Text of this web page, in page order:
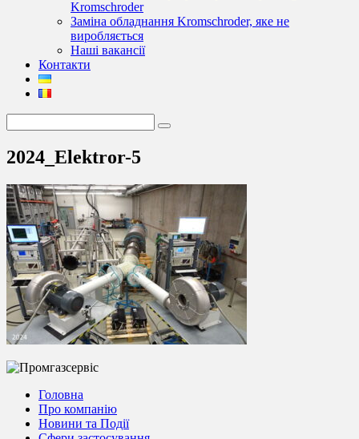
Kromschroder
Заміна обладнання Kromschroder, яке не
виробляється
Наші вакансії
Контакти
2024_Elektror-5
Головна
Про компанію
Новини та Події